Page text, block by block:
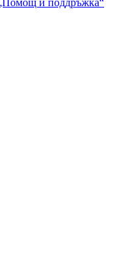
и поддръжка“